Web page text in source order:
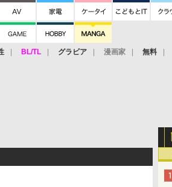
BL/TL グラビア 漫画家 無料